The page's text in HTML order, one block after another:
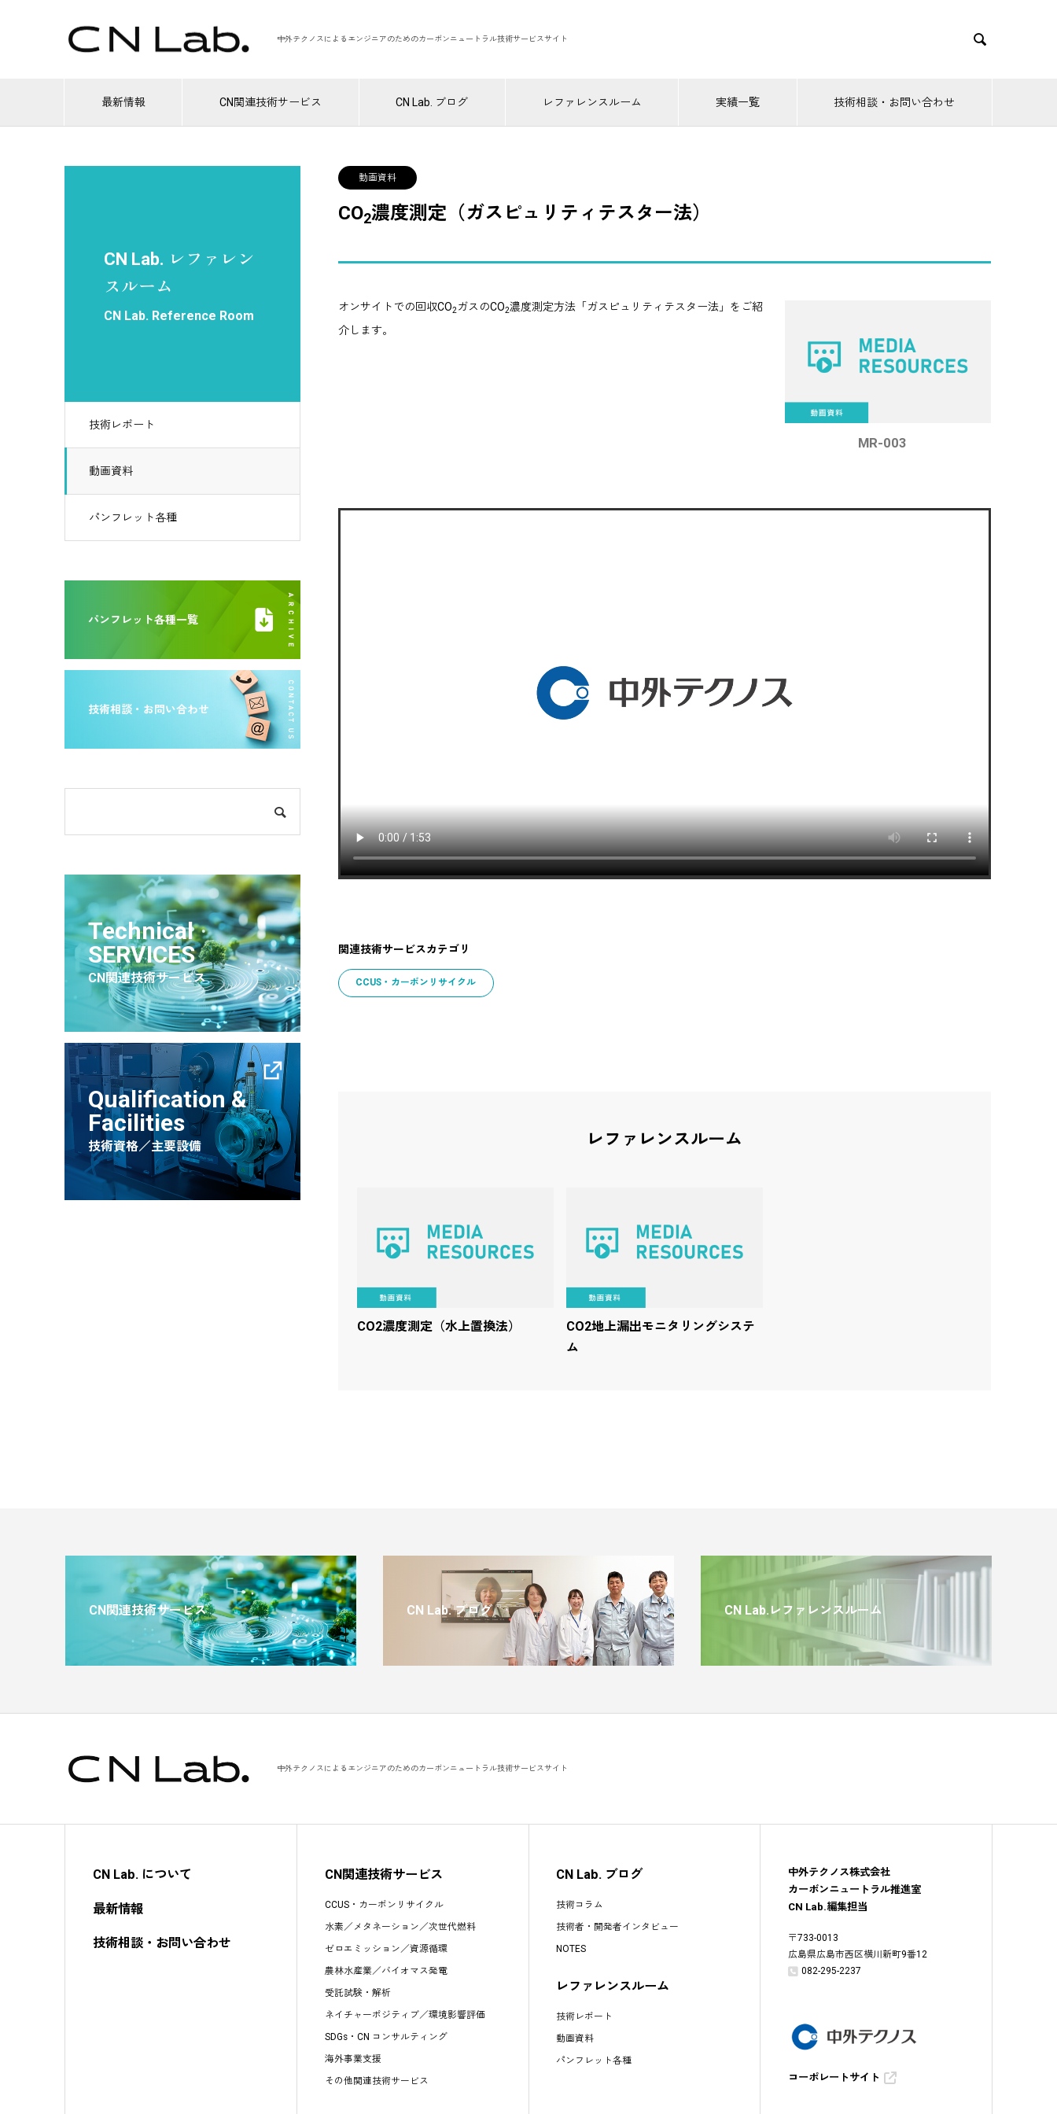
中外テクノスによるエンジニアのためのカーボンニュートラル技術サービスサイト 
最新情報 CN関連技術サービス CN Lab. ブログ レファレンスルーム 実績一覧 技術相談・お問い合わせ
CN Lab. レファレン
スルーム
CN Lab. Reference Room
技術レポート
動画資料
パンフレット各種
動画資料
CO2濃度測定（ガスピュリティテスター法）
オンサイトでの回収CO2ガスのCO2濃度測定方法「ガスピュリティテスター法」をご紹
介します。
MR-003
関連技術サービスカテゴリ
CCUS・カーボンリサイクル
レファレンスルーム
CO2濃度測定（水上置換法）
CO2地上漏出モニタリングシステ
ム
パンフレット各種一覧
技術相談・お問い合わせ
Technical
SERVICES
CN関連技術サービス
Qualification &
Facilities
技術資格／主要設備
CN関連技術サービス CN Lab. ブログ CN Lab.レファレンスルーム
中外テクノスによるエンジニアのためのカーボンニュートラル技術サービスサイト
CN Lab. について
最新情報
技術相談・お問い合わせ
CN関連技術サービス
CCUS・カーボンリサイクル
水素／ メタネーション／次世代燃料
ゼロエミッション／資源循環
農林水産業／バイオマス発電
受託試験・解析
ネイチャーポジティブ／環境影響評価
SDGs・CN コンサルティング
海外事業支援
その他関連技術サービス
CN Lab. ブログ
技術コラム
技術者・開発者インタビュー
NOTES
レファレンスルーム
技術レポート
動画資料
パンフレット各種
中外テクノス株式会社
カーボンニュートラル推進室
CN Lab.編集担当
〒733-0013
広島県広島市西区横川新町9番12
082-295-2237
コーポレートサイト